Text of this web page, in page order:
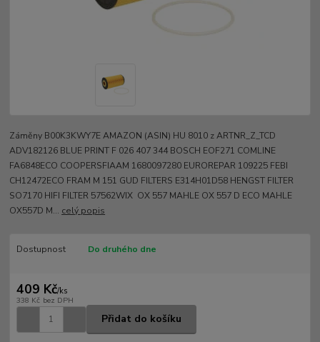
Záměny B00K3KWY7E AMAZON (ASIN) HU 8010 z ARTNR_Z_TCD
ADV182126 BLUE PRINT F 026 407 344 BOSCH EOF271 COMLINE
FA6848ECO COOPERSFIAAM 1680097280 EUROREPAR 109225 FEBI
CH12472ECO FRAM M 151 GUD FILTERS E314H01D58 HENGST FILTER
SO7170 HIFI FILTER 57562WIX OX 557 MAHLE OX 557 D ECO MAHLE
OX557D M... celý popis
Dostupnost Do druhého dne
409 Kč/ks
338 Kč bez DPH
Přidat do košíku